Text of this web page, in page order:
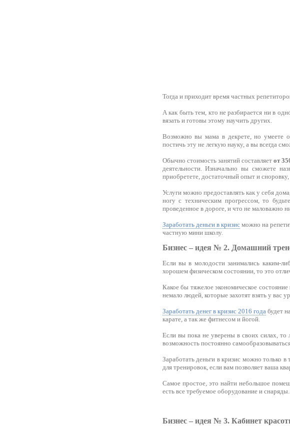
Тогда и приходит время частных
А как быть тем, кто не разбирается ни в
вязать и готовы этому научить других.
Возможно вы мама в декрете, но умеете
постичь эту не легкую науку, а вы всегда
Обычно стоимость занятий составляет от
деятельности. Изначально вы сможете
приобретете, достаточный опыт и
Услуги можно предоставлять как у себя
ногу с техническим прогрессом, то
проведенное в дороге, и что не маловажно
Заработать деньги в кризис можно на
частную мини школу.
Бизнес – идея № 2. Домашний
Если вы в молодости занимались каким-
хорошем физическом состоянии, то это
Какое бы тяжелое экономическое
немало людей, которые захотят взять у вас
Заработать денег в кризис 2016 года будет
карате, а так же фитнесом и йогой.
Если вы пока не уверены в своих силах, то
возможность постоянно
Заработать деньги в кризис можно только
для тренировок, если вам позволяет ваша
Самое простое, это найти небольшое
есть все требуемое оборудование и
Бизнес – идея № 3. Кабинет